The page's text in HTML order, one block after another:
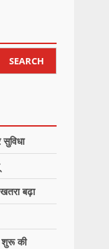
SEARCH
बढ़ा
शुरू की